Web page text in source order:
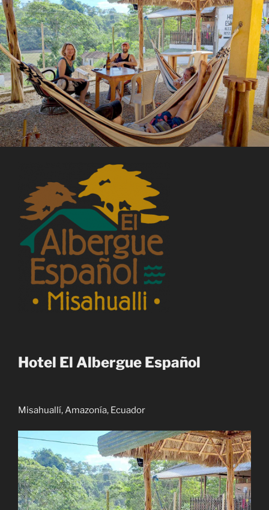
Hotel El Albergue Español
Misahuallí, Amazonía, Ecuador